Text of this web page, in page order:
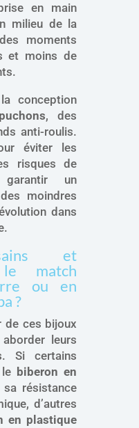
en main
milieu de la
moments
et moins de
conception
, des
anti-roulis.
éviter les
risques de
garantir un
des moindres
dans
et
match
ou en
?
de ces bijoux
leurs
. Si certains
biberon en
résistance
d’autres
en plastique